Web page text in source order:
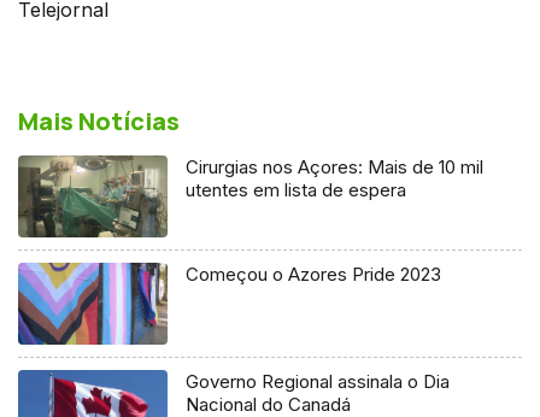
Telejornal
Mais Notícias
Cirurgias nos Açores: Mais de 10 mil
utentes em lista de espera
Começou o Azores Pride 2023
Governo Regional assinala o Dia
Nacional do Canadá